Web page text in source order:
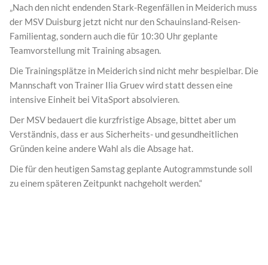
„Nach den nicht endenden Stark-Regenfällen in Meiderich muss
der MSV Duisburg jetzt nicht nur den Schauinsland-Reisen-
Familientag, sondern auch die für 10:30 Uhr geplante
Teamvorstellung mit Training absagen.
Die Trainingsplätze in Meiderich sind nicht mehr bespielbar. Die
Mannschaft von Trainer Ilia Gruev wird statt dessen eine
intensive Einheit bei VitaSport absolvieren.
Der MSV bedauert die kurzfristige Absage, bittet aber um
Verständnis, dass er aus Sicherheits- und gesundheitlichen
Gründen keine andere Wahl als die Absage hat.
Die für den heutigen Samstag geplante Autogrammstunde soll
zu einem späteren Zeitpunkt nachgeholt werden.“